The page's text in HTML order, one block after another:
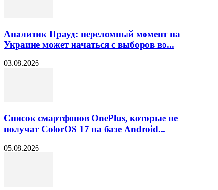
Аналитик Прауд: переломный момент на
Украине может начаться с выборов во...
03.08.2026
Список смартфонов OnePlus, которые не
получат ColorOS 17 на базе Android...
05.08.2026